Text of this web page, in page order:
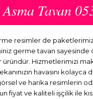
Tavan
resimler de
germe tavan
Hizmetlerimizi
havasını
ve harika resimlerin
ve kaliteli işçilik ile